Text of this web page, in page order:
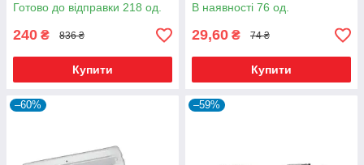
Готово до відправки 218 од.
240 ₴ 836 ₴
Купити
В наявності 76 од.
29,60 ₴ 74 ₴
Купити
–60% –59%